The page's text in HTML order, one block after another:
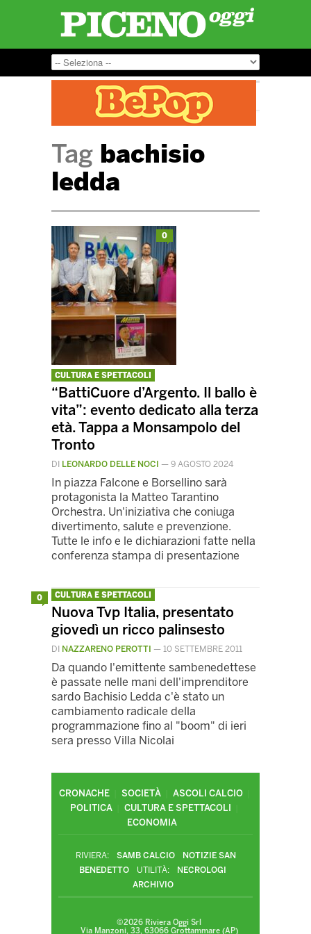
Tag bachisio
ledda
0
CULTURA E SPETTACOLI
“BattiCuore d’Argento. Il ballo è
vita”: evento dedicato alla terza
età. Tappa a Monsampolo del
Tronto
DI LEONARDO DELLE NOCI — 9 AGOSTO 2024
In piazza Falcone e Borsellino sarà
protagonista la Matteo Tarantino
Orchestra. Un'iniziativa che coniuga
divertimento, salute e prevenzione.
Tutte le info e le dichiarazioni fatte nella
conferenza stampa di presentazione
0 CULTURA E SPETTACOLI
Nuova Tvp Italia, presentato
giovedì un ricco palinsesto
DI NAZZARENO PEROTTI — 10 SETTEMBRE 2011
Da quando l'emittente sambenedettese
è passate nelle mani dell'imprenditore
sardo Bachisio Ledda c'è stato un
cambiamento radicale della
programmazione fino al "boom" di ieri
sera presso Villa Nicolai
CRONACHE SOCIETÀ
ASCOLI CALCIO
POLITICA
CULTURA E SPETTACOLI
ECONOMIA
RIVIERA: SAMB CALCIO
NOTIZIE SAN
BENEDETTO
UTILITÀ:
NECROLOGI
ARCHIVIO
©2026 Riviera Oggi Srl
Via Manzoni, 33, 63066 Grottammare (AP)